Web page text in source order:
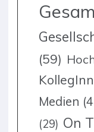
(59)
Medien
(29) On